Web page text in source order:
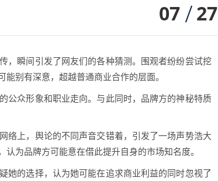
07 27
，瞬间引发了网友们的各种猜测。围观者纷纷尝试挖
别有深意，超越普通商业合作的层面。
公众形象和职业走向。与此同时，品牌方的神秘特质
络上，舆论的不同声音交错着，引发了一场声势浩大
为品牌方可能意在借此提升自身的市场知名度。
她的选择，认为她可能在追求商业利益的同时忽视了